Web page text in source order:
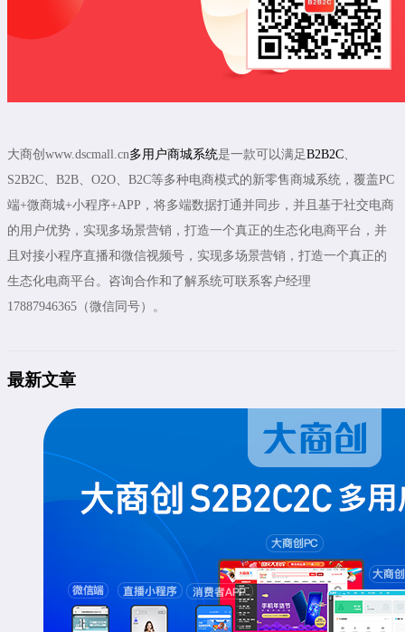
大商创www.dscmall.cn多用户商城系统是一款可以满足B2B2C
S2B2C、B2B、O2O、B2C等多种电商模式的新零售商城系统，覆盖PC
端+微商城+小程序+APP，将多端数据打通并同步，并且基于社交电商
的用户优势，实现多场景营销，打造一个真正的生态化电商平台，并
且对接小程序直播和微信视频号，实现多场景营销，打造一个真正的
生态化电商平台。咨询合作和了解系统可联系客户经理
17887946365（微信同号）。
最新文章